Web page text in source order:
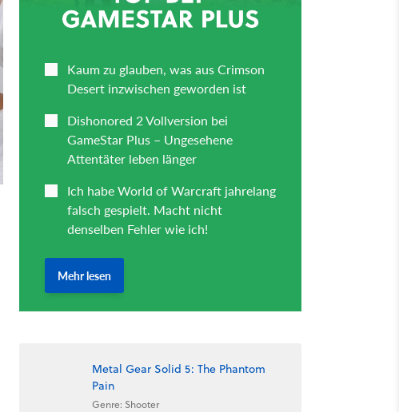
Metal Gear Solid 5: The Phantom
Pain
Genre: Shooter